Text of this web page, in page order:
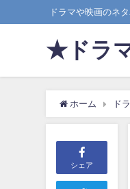
ドラマや映画のネ
★ドラ
ホーム ド
シェア